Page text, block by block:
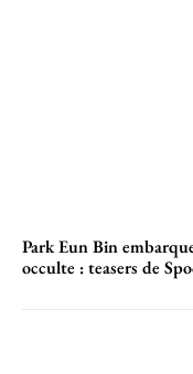
Park Eun Bin
occulte : teasers de